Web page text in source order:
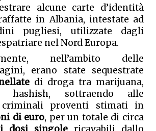
alcune carte d’identità
in Albania, intestate ad
pugliesi, utilizzate dagli
nel Nord Europa.
nell’ambito delle
erano state sequestrate
di droga tra marijuana,
hashish, sottraendo alle
criminali proventi stimati in
di euro